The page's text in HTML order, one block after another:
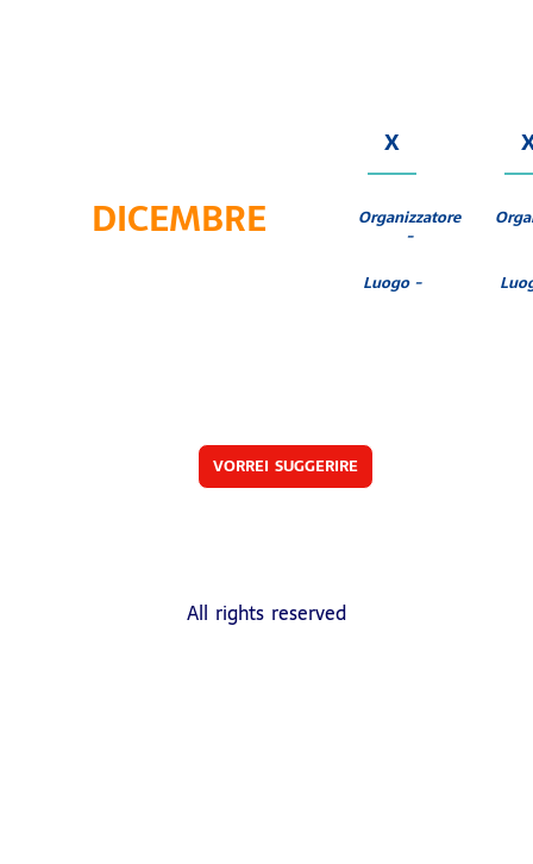
DICEMBRE
X
Organizzatore
-
Luogo -
VORREI SUGGERIRE
All rights reserved